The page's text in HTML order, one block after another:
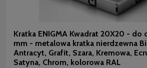
Kratka ENIGMA Kwadrat 20X20 - do
mm - metalowa kratka nierdzewna
Antracyt, Grafit, Szara, Kremowa,
Satyna, Chrom, kolorowa RAL